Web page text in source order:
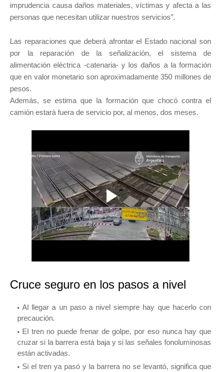
imprudencia causa daños materiales, víctimas y afecta a las
personas que necesitan utilizar nuestros servicios”.
Las reparaciones que deberá afrontar el Estado nacional son
por la reparación de la señalización, el sistema de
alimentación eléctrica -catenaria- y los daños a la formación
que en valor monetario son aproximadamente 350 millones de
pesos.
Además, se estima que la formación que chocó contra el
camión estará fuera de servicio por, al menos, dos meses.
Cruce seguro en los pasos a nivel
Al llegar a un paso a nivel siempre hay que hacerlo con
precaución.
El tren no puede frenar de golpe, por eso nunca hay que
cruzar si la barrera está baja y si las señales fonoluminosas
están activadas.
Si el tren ya pasó y la barrera no se levantó, significa que